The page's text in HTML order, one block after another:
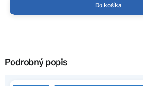
Do košíka
Podrobný popis